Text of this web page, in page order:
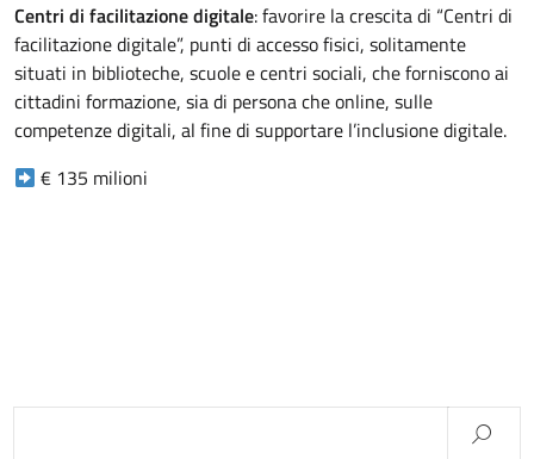
Centri di facilitazione digitale: favorire la crescita di “Centri di
facilitazione digitale”, punti di accesso fisici, solitamente
situati in biblioteche, scuole e centri sociali, che forniscono ai
cittadini formazione, sia di persona che online, sulle
competenze digitali, al fine di supportare l’inclusione digitale.
€ 135 milioni